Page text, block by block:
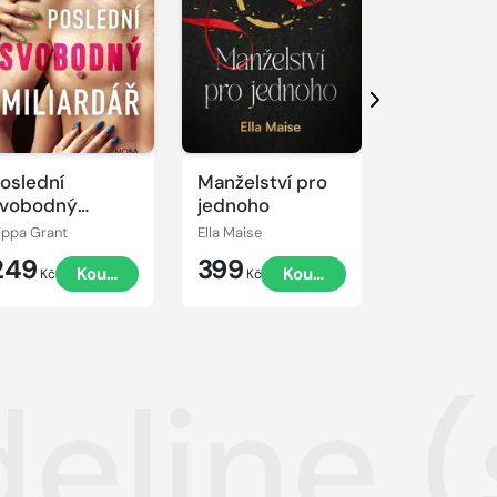
Grant
Kč Koupit
Manželství pro
jednoho
Ella Maise
399 Kč Koupit
Další